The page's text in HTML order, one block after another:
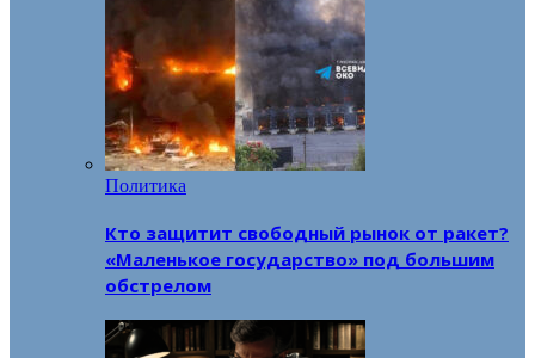
Политика
Кто защитит свободный рынок от ракет?
«Маленькое государство» под большим
обстрелом